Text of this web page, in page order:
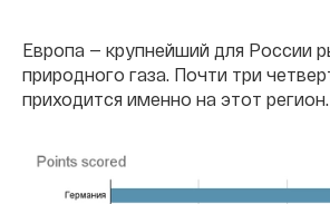
Европа — крупнейший для России
природного газа. Почти три
приходится именно на этот регион.